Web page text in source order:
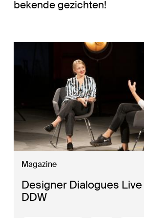
bekende gezichten!
Magazine
Designer Dialogues
DDW